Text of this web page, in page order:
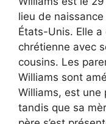
lieu de
États-Unis. Elle
chrétienne avec
cousins. Les
Williams sont
Williams, est une
tandis que sa